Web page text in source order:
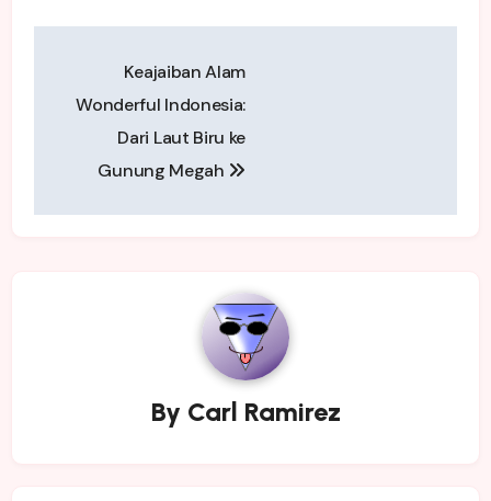
navigation
Keajaiban Alam
Wonderful Indonesia:
Dari Laut Biru ke
Gunung Megah
By Carl Ramirez